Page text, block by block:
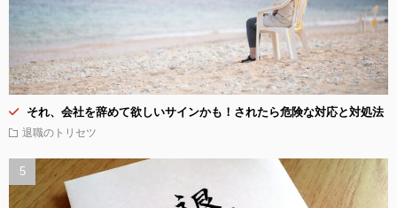
それ、会社を辞めて欲しいサインかも！されたら危険な対応と対処法
退職のトリセツ